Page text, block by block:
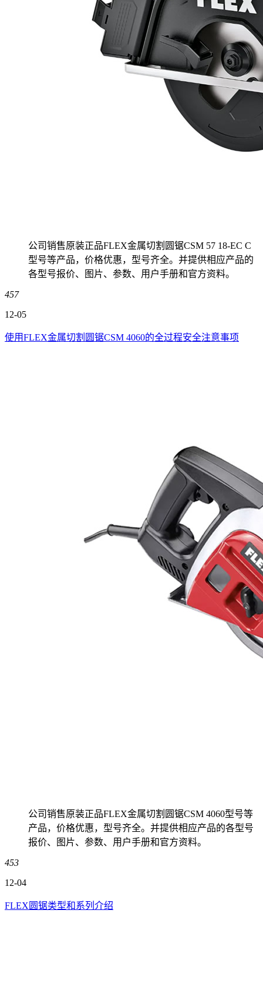
公司销售原装正品FLEX金属切割圆锯CSM 57 18-EC C
型号等产品，价格优惠，型号齐全。并提供相应产品的
各型号报价、图片、参数、用户手册和官方资料。
457
12-05
使用FLEX金属切割圆锯CSM 4060的全过程安全注意事项
公司销售原装正品FLEX金属切割圆锯CSM 4060型号等
产品，价格优惠，型号齐全。并提供相应产品的各型号
报价、图片、参数、用户手册和官方资料。
453
12-04
FLEX圆锯类型和系列介绍